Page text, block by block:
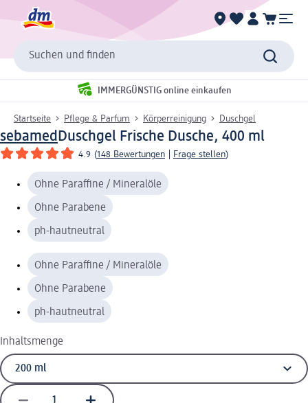
Suchen und finden
IMMERGÜNSTIG online einkaufen
Startseite Pflege & Parfum Körperreinigung Duschgel
sebamedDuschgel Frische Dusche, 400 ml
4.9 (148 Bewertungen Frage stellen)
Ohne Paraffine / Mineralöle
Ohne Parabene
ph-hautneutral
Ohne Paraffine / Mineralöle
Ohne Parabene
ph-hautneutral
Inhaltsmenge